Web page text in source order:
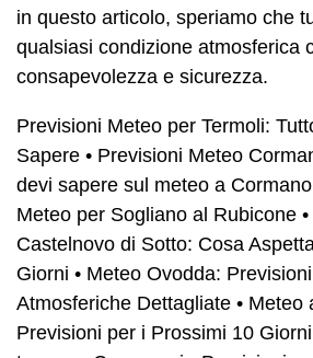
in questo articolo, speriamo che
qualsiasi condizione atmosferica
consapevolezza e sicurezza.
Previsioni Meteo per Termoli:
Sapere • Previsioni Meteo
devi sapere sul meteo a Cormano
Meteo per Sogliano al Rubicone •
Castelnovo di Sotto: Cosa
Giorni • Meteo Ovodda:
Atmosferiche Dettagliate • Meteo
Previsioni per i Prossimi 10 Giorni